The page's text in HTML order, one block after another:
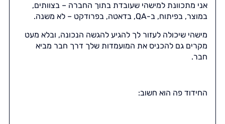
אני מתכוונת למישהי שעובדת בתוך החברה – בצוותים,
במוצר, בפיתוח, ב-QA, בדאטה, בפרודקט – לא משנה.
מישהי שיכולה לעזור לך להגיע להגשה הנכונה, ובלא מעט
מקרים גם להכניס את המועמדות שלך דרך חבר מביא
חבר.
החידוד פה הוא חשוב: